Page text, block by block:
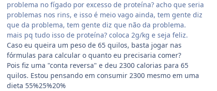
problema no fígado por excesso de proteína? acho que seria
problemas nos rins, e isso é meio vago ainda, tem gente diz
que da problema, tem gente diz que não da problema.
mais pq tudo isso de proteína? coloca 2g/kg e seja feliz.
Caso eu queira um peso de 65 quilos, basta jogar nas
fórmulas para calcular o quanto eu precisaria comer?
Pois fiz uma "conta reversa" e deu 2300 calorias para 65
quilos. Estou pensando em consumir 2300 mesmo em uma
dieta 55%25%20%